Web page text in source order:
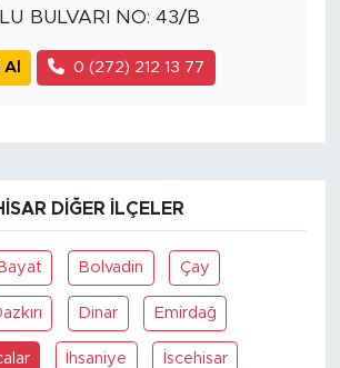
BULVARI NO: 43/B
0 (272) 212 13 77
DIĞER İLÇELER
Bayat Bolvadin Çay
Dinar Emirdağ
İhsaniye İscehisar